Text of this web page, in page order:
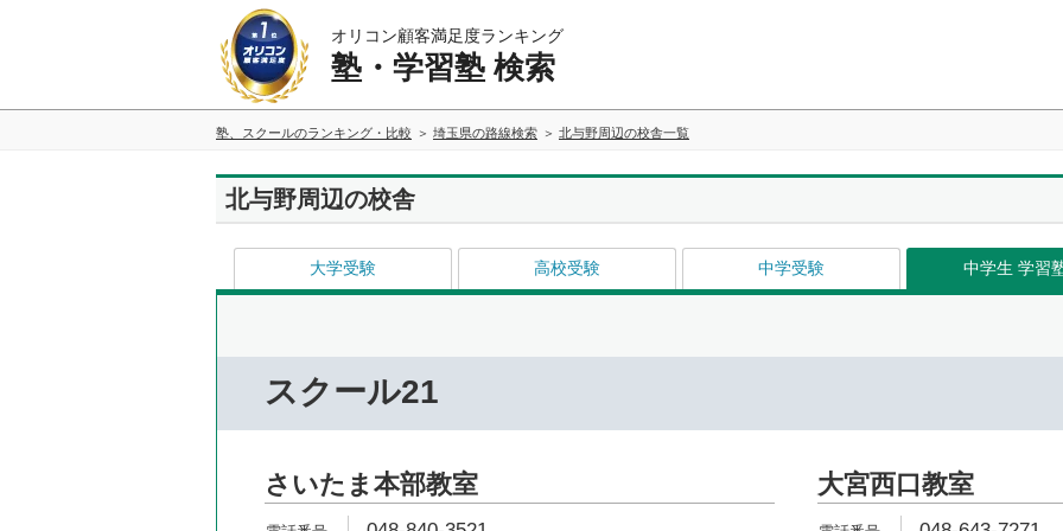
オリコン顧客満足度ランキング
塾・学習塾 検索
塾、スクールのランキング・比較 埼玉県の路線検索 北与野周辺の校舎一覧
北与野周辺の校舎
大学受験 高校受験 中学受験 中学生 学習
スクール21
さいたま本部教室 大宮西口教室